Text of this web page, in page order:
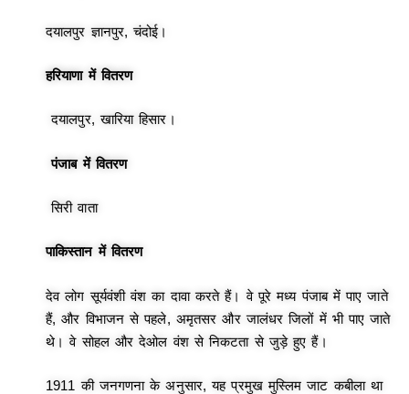
दयालपुर ज्ञानपुर, चंदोई।
हरियाणा में वितरण
दयालपुर, खारिया हिसार।
पंजाब में वितरण
सिरी वाता
पाकिस्तान में वितरण
देव लोग सूर्यवंशी वंश का दावा करते हैं। वे पूरे मध्य पंजाब में पाए जाते
हैं, और विभाजन से पहले, अमृतसर और जालंधर जिलों में भी पाए जाते
थे। वे सोहल और देओल वंश से निकटता से जुड़े हुए हैं।
1911 की जनगणना के अनुसार, यह प्रमुख मुस्लिम जाट कबीला था